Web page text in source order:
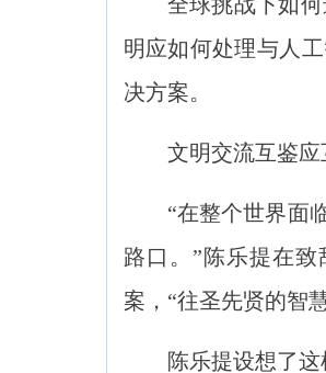
明应如何处理与人
决方案。
文明交流互鉴
“在整个世界面
路口。”陈乐提在
案，“往圣先贤的智
陈乐提设想了